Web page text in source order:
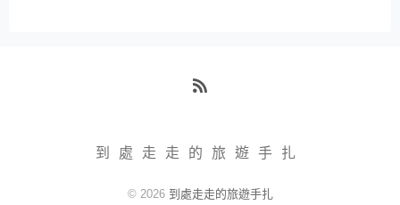
到處走走的旅遊手扎
© 2026 到處走走的旅遊手扎